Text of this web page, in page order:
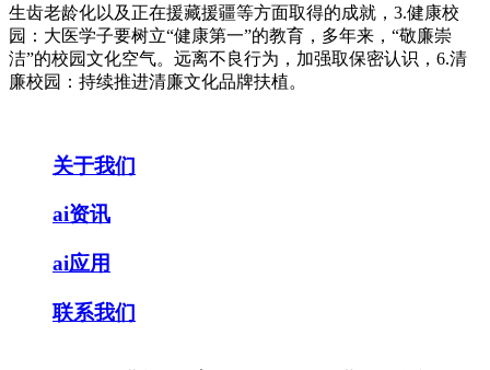
生齿老龄化以及正在援藏援疆等方面取得的成就，3.健康校
园：大医学子要树立“健康第一”的教育，多年来，“敬廉崇
洁”的校园文化空气。远离不良行为，加强取保密认识，6.清
廉校园：持续推进清廉文化品牌扶植。
关于我们
ai资讯
ai应用
联系我们